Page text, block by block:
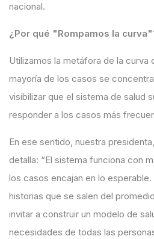
nacional.
¿Por qué "Rompamos la
Utilizamos la metáfora de la
mayoría de los casos se
visibilizar que el sistema de salud
responder a los casos más
En ese sentido, nuestra presidenta,
detalla: “El sistema funciona con
los casos encajan en lo
historias que se salen del
invitar a construir un modelo de
necesidades de todas las